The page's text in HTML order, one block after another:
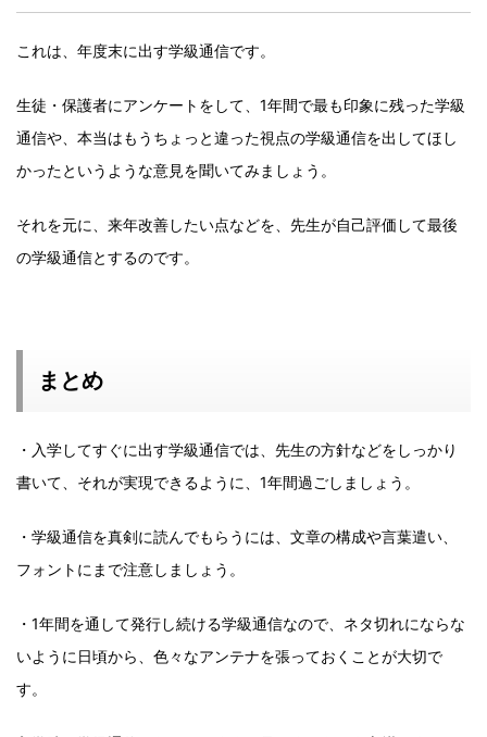
これは、年度末に出す学級通信です。
生徒・保護者にアンケートをして、1年間で最も印象に残った学級
通信や、本当はもうちょっと違った視点の学級通信を出してほし
かったというような意見を聞いてみましょう。
それを元に、来年改善したい点などを、先生が自己評価して最後
の学級通信とするのです。
まとめ
・入学してすぐに出す学級通信では、先生の方針などをしっかり
書いて、それが実現できるように、1年間過ごしましょう。
・学級通信を真剣に読んでもらうには、文章の構成や言葉遣い、
フォントにまで注意しましょう。
・1年間を通して発行し続ける学級通信なので、ネタ切れにならな
いように日頃から、色々なアンテナを張っておくことが大切で
す。